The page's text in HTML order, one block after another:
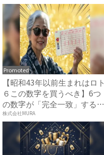
Promoted
【昭和43年以前生まれはロト
６この数字を買うべき】6つ
の数字が「完全一致」する
方...
株式会社MURA